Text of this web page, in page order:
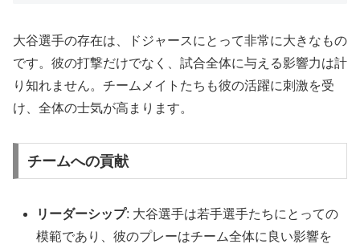
大谷選手の存在は、ドジャースにとって非常に大きなもの
です。彼の打撃だけでなく、試合全体に与える影響力は計
り知れません。チームメイトたちも彼の活躍に刺激を受
け、全体の士気が高まります。
チームへの貢献
リーダーシップ: 大谷選手は若手選手たちにとっての
模範であり、彼のプレーはチーム全体に良い影響を